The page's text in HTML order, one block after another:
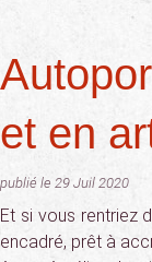
et en
publié le 29 Juil 2020
Et si vous rentriez
encadré, prêt à